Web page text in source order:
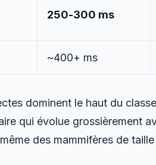
250-300 ms
~400+ ms
dominent le haut du
qui évolue grossièrement
des mammifères de